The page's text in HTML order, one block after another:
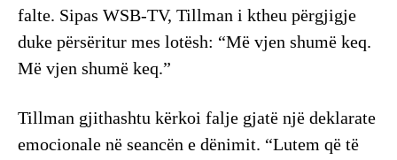
falte. Sipas WSB-TV, Tillman i ktheu përgjigje
duke përsëritur mes lotësh: “Më vjen shumë keq.
Më vjen shumë keq.”
Tillman gjithashtu kërkoi falje gjatë një deklarate
emocionale në seancën e dënimit. “Lutem që të